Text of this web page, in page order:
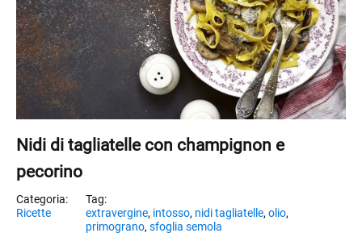
Nidi di tagliatelle con champignon e
pecorino
Ricette extravergine, intosso, nidi tagliatelle,olio,
primograno,sfoglia semola